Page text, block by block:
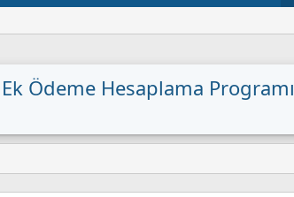
Ödeme Hesaplama Programı